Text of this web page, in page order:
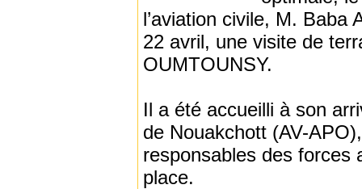
l’aviation civile, M. Baba
22 avril, une visite de
OUMTOUNSY.
Il a été accueilli à son
de Nouakchott (AV-
responsables des forces
place.